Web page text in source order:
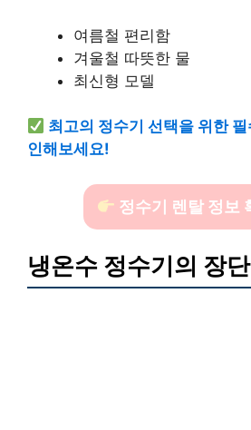
여름철 편리함
겨울철 따뜻한 물
최신형 모델
최고의 정수기 선택을 위한
인해보세요!
정수기 렌탈 정보
냉온수 정수기의 장